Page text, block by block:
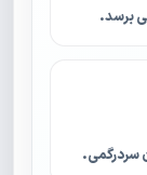
برسد.
سردرگمی.